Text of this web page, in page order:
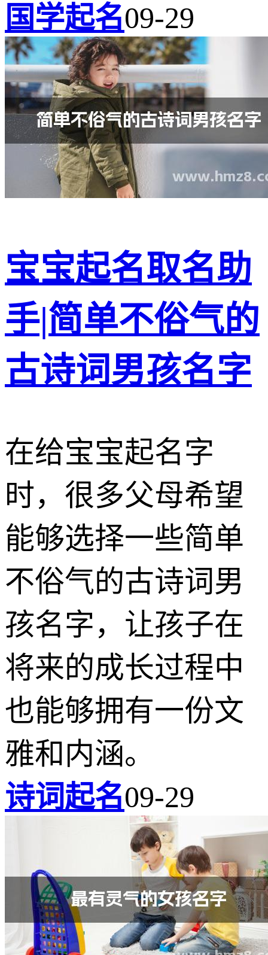
国学起名09-29
宝宝起名取名助
手|简单不俗气的
古诗词男孩名字
在给宝宝起名字
时，很多父母希望
能够选择一些简单
不俗气的古诗词男
孩名字，让孩子在
将来的成长过程中
也能够拥有一份文
雅和内涵。
诗词起名09-29